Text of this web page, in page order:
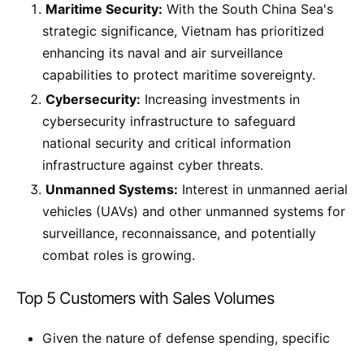
Maritime Security: With the South China Sea's
strategic significance, Vietnam has prioritized
enhancing its naval and air surveillance
capabilities to protect maritime sovereignty.
Cybersecurity: Increasing investments in
cybersecurity infrastructure to safeguard
national security and critical information
infrastructure against cyber threats.
Unmanned Systems: Interest in unmanned aerial
vehicles (UAVs) and other unmanned systems for
surveillance, reconnaissance, and potentially
combat roles is growing.
Top 5 Customers with Sales Volumes
Given the nature of defense spending, specific